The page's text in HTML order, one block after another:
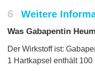
6 Weitere
Was Gabapentin
Der Wirkstoff ist:
1 Hartkapsel enthält 100